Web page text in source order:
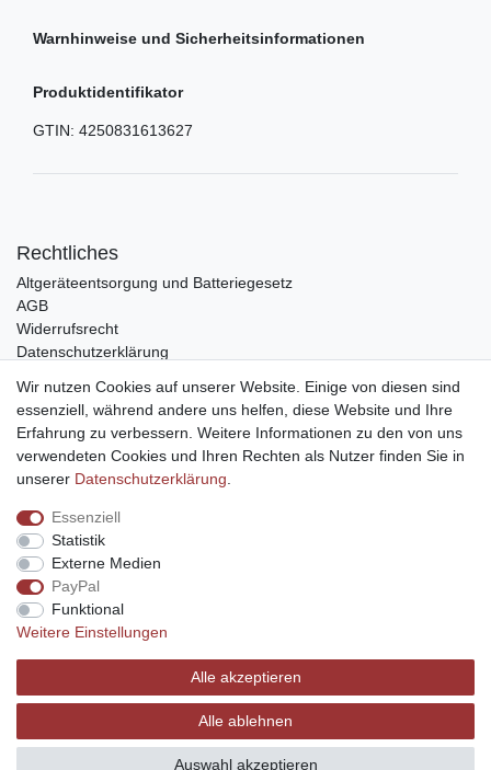
Warnhinweise und Sicherheitsinformationen
Produktidentifikator
GTIN: 4250831613627
Rechtliches
Altgeräteentsorgung und Batteriegesetz
AGB
Widerrufsrecht
Datenschutzerklärung
Impressum
Service
Zahlungsarten
Lieferung und Abholung
Unternehmen
Über uns
Karriere
Kontakt
Wir nutzen Cookies auf unserer Website. Einige von diesen sind
essenziell, während andere uns helfen, diese Website und Ihre
Erfahrung zu verbessern. Weitere Informationen zu den von uns
verwendeten Cookies und Ihren Rechten als Nutzer finden Sie in
unserer Daten­schutz­erklärung
Essenziell
Statistik
Externe Medien
PayPal
Funktional
Weitere Einstellungen
Alle akzeptieren
Alle ablehnen
Auswahl akzeptieren